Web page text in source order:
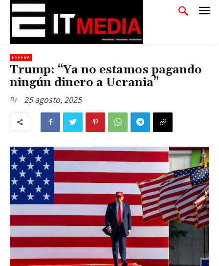
ESFERA
Trump: “Ya no estamos pagando
ningún dinero a Ucrania”
By 25 agosto, 2025